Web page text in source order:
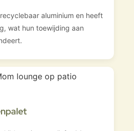
aluminium en heeft
wat hun toewijding aan